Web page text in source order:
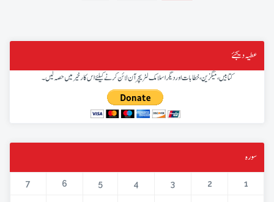
عطیہ دیجئے
کتابیں، میگزین، خطابات اور دیگر اسلامک لٹریچر آن لائن کرنے کیلئے اس کار خیر میں حصہ لیں۔
سورہ
1
2
3
4
5
6
7